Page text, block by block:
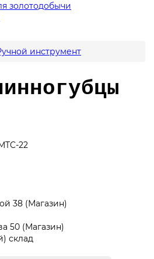
золотодобычи
инструмент
38 (Магазин)
50 (Магазин)
склад